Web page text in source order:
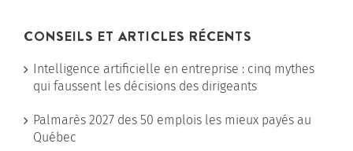
CONSEILS ET ARTICLES RÉCENTS
Intelligence artificielle en entreprise : cinq mythes
qui faussent les décisions des dirigeants
Palmarès 2027 des 50 emplois les mieux payés au
Québec